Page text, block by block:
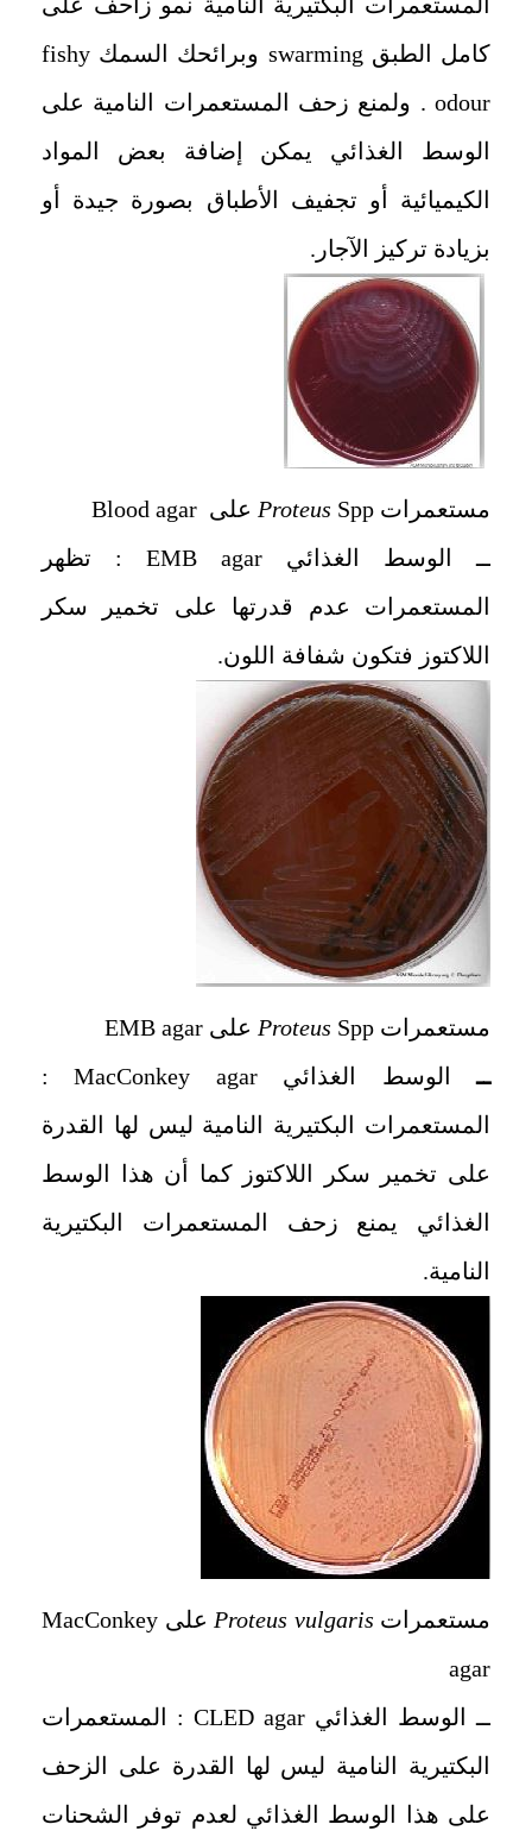
كامل الطبق swarming وبرائحك السمك fishy
odour . ولمنع زحف المستعمرات النامية على
الوسط الغذائي يمكن إضافة بعض المواد
الكيميائية أو تجفيف الأطباق بصورة جيدة أو
بزيادة تركيز الآجار.
مستعمرات Proteus Spp على Blood agar
ــ الوسط الغذائي EMB agar : تظهر
المستعمرات عدم قدرتها على تخمير سكر
اللاكتوز فتكون شفافة اللون.
مستعمرات Proteus Spp على EMB agar
ــ
الوسط الغذائي MacConkey agar :
المستعمرات البكتيرية النامية ليس لها القدرة
على تخمير سكر اللاكتوز كما أن هذا الوسط
الغذائي يمنع زحف المستعمرات البكتيرية
النامية.
مستعمرات Proteus vulgaris
على MacConkey
agar
ــ الوسط الغذائي CLED agar : المستعمرات
البكتيرية النامية ليس لها القدرة على الزحف
على هذا الوسط الغذائي لعدم توفر الشحنات